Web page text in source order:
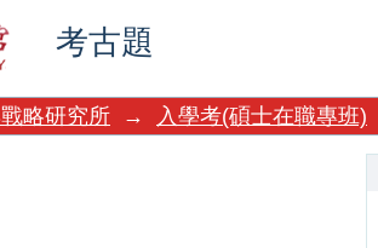
考古題
略研究所 → 入學考(碩士在職專班)